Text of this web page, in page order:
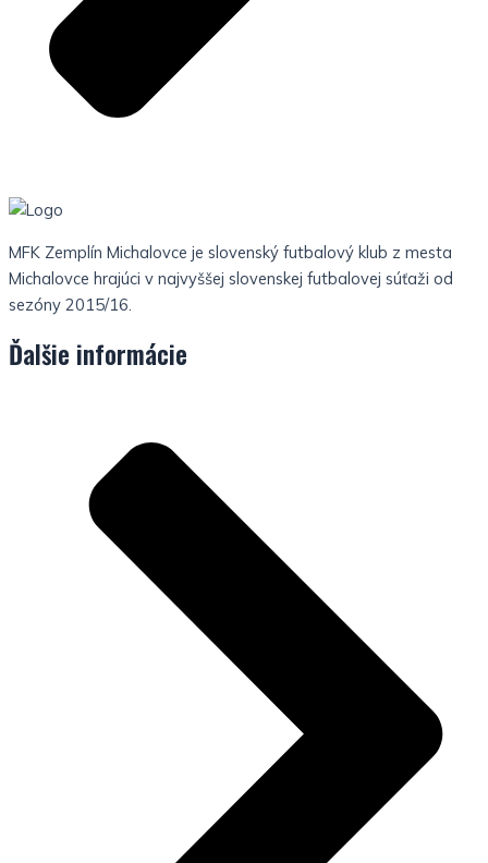
MFK Zemplín Michalovce je slovenský futbalový klub z mesta
Michalovce hrajúci v najvyššej slovenskej futbalovej súťaži od
sezóny 2015/16.
Ďalšie informácie